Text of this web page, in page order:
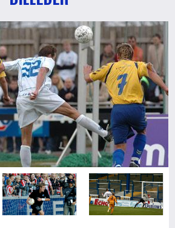
Foto: Lars Rønbøg, Getty Images
Foto: FCK.DK